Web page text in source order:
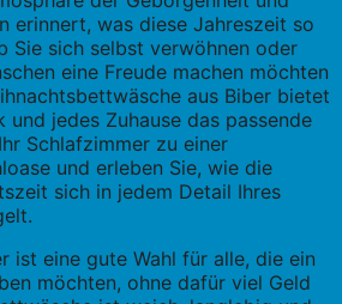
erinnert, was diese Jahreszeit so
Sie sich selbst verwöhnen oder
eine Freude machen möchten
aus Biber bietet
und jedes Zuhause das passende
Schlafzimmer zu einer
und erleben Sie, wie die
sich in jedem Detail Ihres
ist eine gute Wahl für alle, die ein
möchten, ohne dafür viel Geld